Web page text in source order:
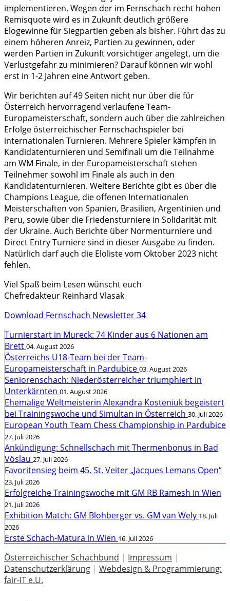
implementieren. Wegen der im Fernschach recht hohen
Remisquote wird es in Zukunft deutlich größere
Elogewinne für Siegpartien geben als bisher. Führt das zu
einem höheren Anreiz, Partien zu gewinnen, oder
werden Partien in Zukunft vorsichtiger angelegt, um die
Verlustgefahr zu minimieren? Darauf können wir wohl
erst in 1-2 Jahren eine Antwort geben.
Wir berichten auf 49 Seiten nicht nur über die für
Österreich hervorragend verlaufene Team-
Europameisterschaft, sondern auch über die zahlreichen
Erfolge österreichischer Fernschachspieler bei
internationalen Turnieren. Mehrere Spieler kämpfen in
Kandidatenturnieren und Semifinali um die Teilnahme
am WM Finale, in der Europameisterschaft stehen
Teilnehmer sowohl im Finale als auch in den
Kandidatenturnieren. Weitere Berichte gibt es über die
Champions League, die offenen Internationalen
Meisterschaften von Spanien, Brasilien, Argentinien und
Peru, sowie über die Friedensturniere in Solidarität mit
der Ukraine. Auch Berichte über Normenturniere und
Direct Entry Turniere sind in dieser Ausgabe zu finden.
Natürlich darf auch die Eloliste vom Oktober 2023 nicht
fehlen.
Viel Spaß beim Lesen wünscht euch
Chefredakteur Reinhard Vlasak
Download Fernschach Newsletter 34
Turnierstart in Mureck: 74 Kinder aus 6 Nationen am
Brett 04. August 2026
Österreichs U18-Team bei der Team-
Europameisterschaft in Pardubice 03. August 2026
Seniorenschach: Niederösterreicher triumphiert in
Unterkärnten 01. August 2026
Ehemalige Weltmeisterin Alexandra Kosteniuk begeistert
bei Trainingswoche und Simultan in Österreich 30. Juli 2026
European Youth Team Chess Championship in Pardubice
27. Juli 2026
Ankündigung: Schnellschach mit Thermenbonus in Bad
Vöslau 27. Juli 2026
Favoritensieg beim 45. St. Veiter „Jacques Lemans Open“
23. Juli 2026
Erfolgreiche Trainingswoche mit GM RB Ramesh in Wien
21. Juli 2026
Exhibition Match: GM Blohberger vs. GM van Wely 18. Juli
2026
Erste Schach-Matura in Wien 16. Juli 2026
Österreichischer Schachbund | Impressum |
Datenschutzerklärung | Webdesign & Programmierung:
fair-IT e.U.